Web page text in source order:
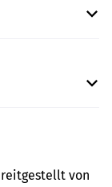
von